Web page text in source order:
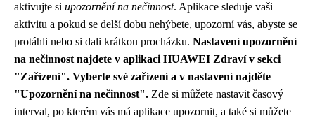
aktivujte si upozornění na nečinnost. Aplikace sleduje vaši
aktivitu a pokud se delší dobu nehýbete, upozorní vás, abyste se
protáhli nebo si dali krátkou procházku. Nastavení upozornění
na nečinnost najdete v aplikaci HUAWEI Zdraví v sekci
"Zařízení". Vyberte své zařízení a v nastavení najděte
"Upozornění na nečinnost". Zde si můžete nastavit časový
interval, po kterém vás má aplikace upozornit, a také si můžete